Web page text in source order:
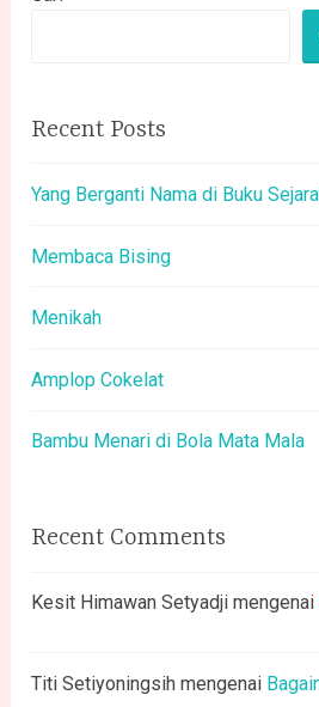
Recent Posts
Yang Berganti Nama di Buku
Membaca Bising
Menikah
Amplop Cokelat
Bambu Menari di Bola Mata Mala
Recent Comments
Kesit Himawan Setyadji mengenai
Titi Setiyoningsih mengenai